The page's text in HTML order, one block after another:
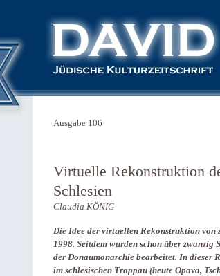
Ausgabe 106
Virtuelle Rekonstruktion
Schlesien
Claudia KÖNIG
Die Idee der virtuellen Rekonstruktion von
1998. Seitdem wurden schon über
der Donaumonarchie bearbeitet. In dieser
im schlesischen Troppau (heute Opava,